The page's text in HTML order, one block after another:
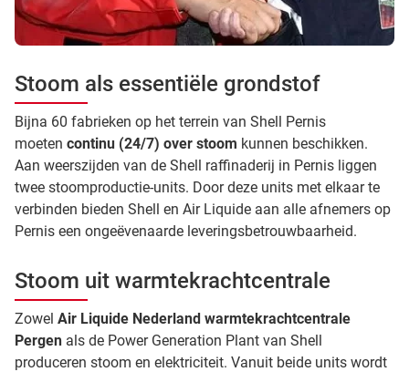
Stoom als essentiële grondstof
Bijna 60 fabrieken op het terrein van Shell Pernis
moeten continu (24/7) over stoom kunnen beschikken.
Aan weerszijden van de Shell raffinaderij in Pernis liggen
twee stoomproductie-units. Door deze units met elkaar te
verbinden bieden Shell en Air Liquide aan alle afnemers op
Pernis een ongeëvenaarde leveringsbetrouwbaarheid.
Stoom uit warmtekrachtcentrale
Zowel Air Liquide Nederland warmtekrachtcentrale
Pergen als de Power Generation Plant van Shell
produceren stoom en elektriciteit. Vanuit beide units wordt